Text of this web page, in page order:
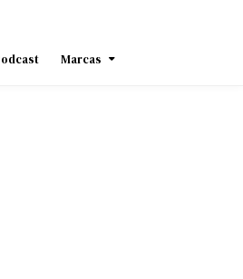
Marcas